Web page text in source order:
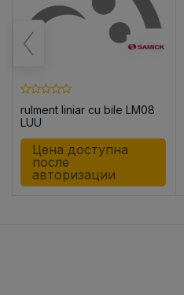
rulment liniar cu bile LM08
LUU
Цена доступна
после
авторизации